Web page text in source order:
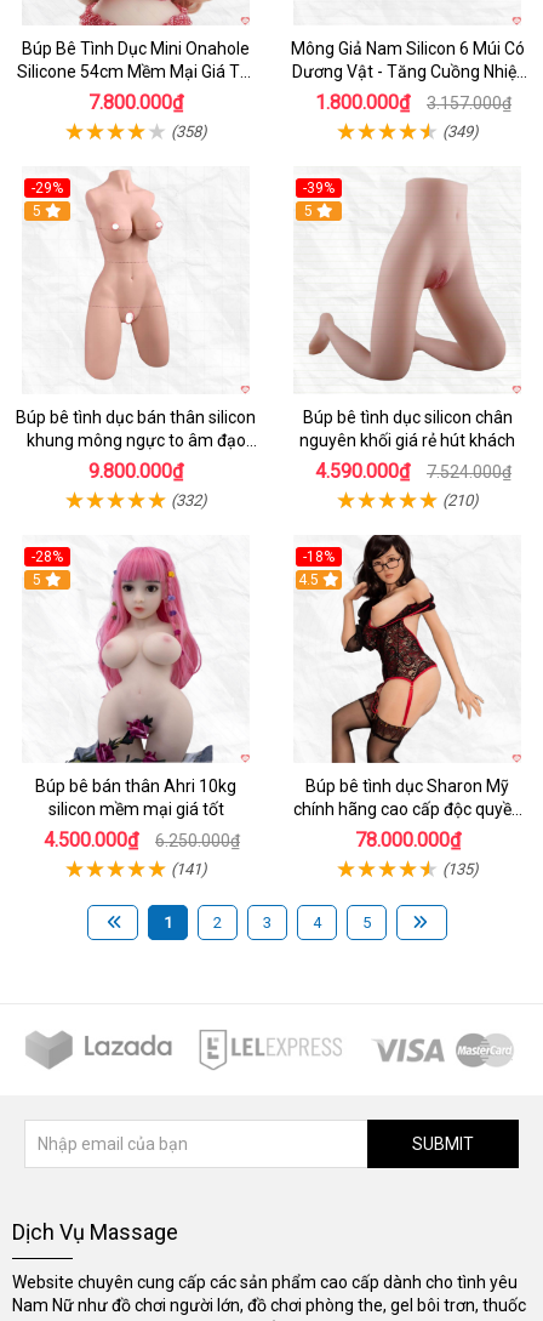
Búp Bê Tình Dục Mini Onahole
Silicone 54cm Mềm Mại Giá Tốt
Đáng Mua
7.800.000₫
(358)
Mông Giả Nam Silicon 6 Múi Có
Dương Vật - Tăng Cuồng Nhiệt
Đêm
1.800.000₫ 3.157.000₫
(349)
-29%
5
Búp bê tình dục bán thân silicon
khung mông ngực to âm đạo
khít chặt tự nhiên
9.800.000₫
(332)
-39%
5
Búp bê tình dục silicon chân
nguyên khối giá rẻ hút khách
4.590.000₫ 7.524.000₫
(210)
-28%
5
Búp bê bán thân Ahri 10kg
silicon mềm mại giá tốt
4.500.000₫ 6.250.000₫
(141)
-18%
Hot
4.5
Búp bê tình dục Sharon Mỹ
chính hãng cao cấp độc quyền
giá tốt
78.000.000₫
(135)
1 2 3 4 5
SUBMIT
Dịch Vụ Massage
Website chuyên cung cấp các sản phẩm cao cấp dành cho tình yêu
Nam Nữ như đồ chơi người lớn, đồ chơi phòng the, gel bôi trơn, thuốc